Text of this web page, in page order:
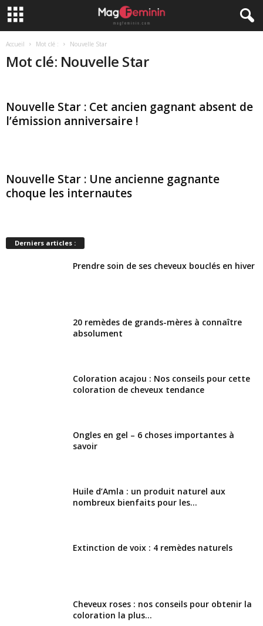
Accueil Mot clé : Nouvelle Star
Mot clé: Nouvelle Star
Nouvelle Star : Cet ancien gagnant absent de
l’émission anniversaire !
Nouvelle Star : Une ancienne gagnante
choque les internautes
Derniers articles :
Prendre soin de ses cheveux bouclés en hiver
20 remèdes de grands-mères à connaître
absolument
Coloration acajou : Nos conseils pour cette
coloration de cheveux tendance
Ongles en gel – 6 choses importantes à
savoir
Huile d’Amla : un produit naturel aux
nombreux bienfaits pour les...
Extinction de voix : 4 remèdes naturels
Cheveux roses : nos conseils pour obtenir la
coloration la plus...